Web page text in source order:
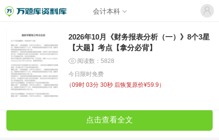
会计本科
2026年10月《财务报表分析（一）》8个3星
【大题】考点【拿分必背】
阅读数：5828
今日限时免费
（09时 03分 30秒 后恢复原价¥59.9）
点击查看全文